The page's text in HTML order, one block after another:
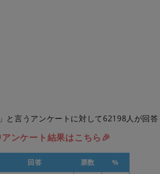
と言うアンケートに対して62198人が回答
アンケート結果はこちら🎉
回答 票数 %